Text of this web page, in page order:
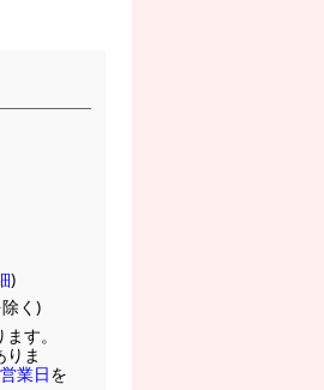
)
く)
す。
ま
営業日を